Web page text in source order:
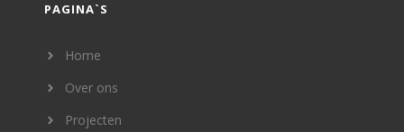
PAGINA`S
Home
Over ons
Projecten